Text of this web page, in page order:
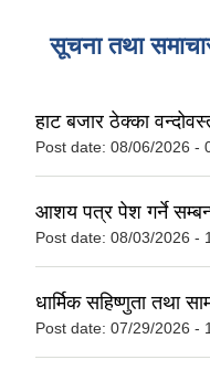
सूचना तथा
हाट बजार ठेक्का
Post date: 08/06/2026 -
आशय पत्र पेश गर्ने
Post date: 08/03/2026 -
धार्मिक सहिष्णुता तथा
Post date: 07/29/2026 -